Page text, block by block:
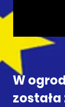
W